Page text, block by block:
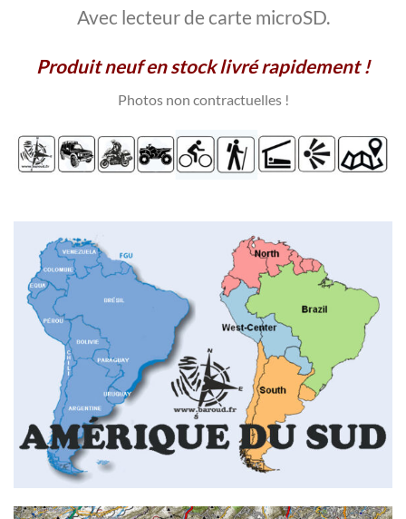
Avec lecteur de carte microSD.
Produit neuf en stock livré rapidement !
Photos non contractuelles!